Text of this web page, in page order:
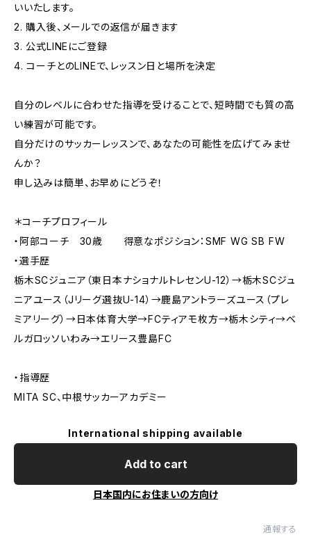
いいたします。
2. 購入後、メールでの返信が届きます
3. 公式LINEにご登録
4. コーチとのLINEで、レッスン日と場所を決定
自分のレベルに合わせた指導を受けることで、短時間でも質の高
い練習が可能です。
自分だけのサッカーレッスンで、あなたの可能性を広げてみませ
んか？
申し込みは簡単、お早めにどうぞ！
＊コーチプロフィール
・阿部コーチ 30歳 得意なポジション：SMF WG SB FW
・選手歴
栃木SCジュニア（東日本ナショナルトレセンU-12）→栃木SCジュ
ニアユース（Jリーグ選抜U-14）→鹿島アントラーズユース（プレ
ミアリーグ）→日本体育大学→FCティアモ枚方→栃木シティ→ベ
ルガロッソいわみ→エリース豊島FC
・指導歴
MITA SC、中根サッカーアカデミー
International shipping available
Add to cart
日本国内にお住まいの方向け
通報する